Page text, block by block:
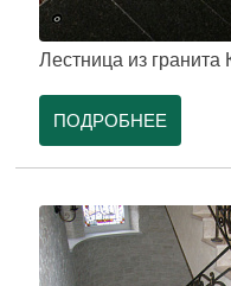
Лестница из
ПОДРОБНЕЕ